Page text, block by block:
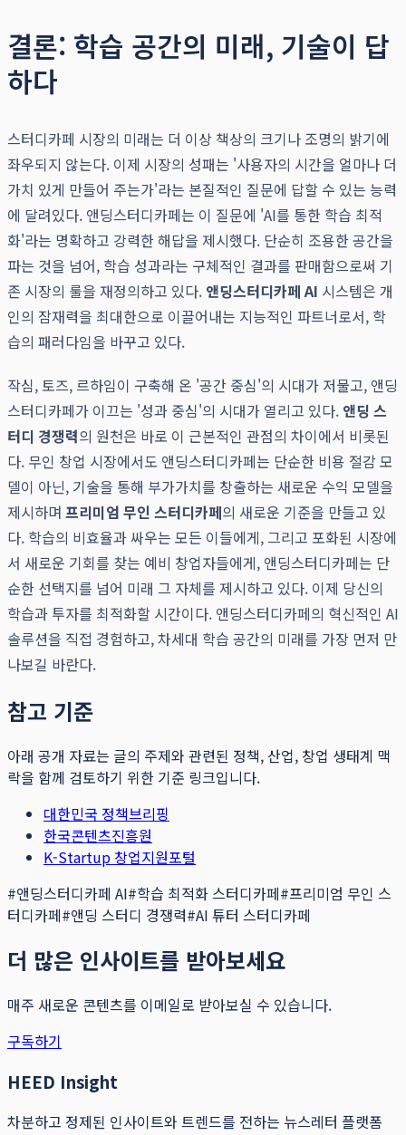
결론: 학습 공간의 미래, 기술이 답
하다
스터디카페 시장의 미래는 더 이상 책상의 크기나 조명의 밝기에
좌우되지 않는다. 이제 시장의 성패는 '사용자의 시간을 얼마나 더
가치 있게 만들어 주는가'라는 본질적인 질문에 답할 수 있는 능력
에 달려있다. 앤딩스터디카페는 이 질문에 'AI를 통한 학습 최적
화'라는 명확하고 강력한 해답을 제시했다. 단순히 조용한 공간을
파는 것을 넘어, 학습 성과라는 구체적인 결과를 판매함으로써 기
존 시장의 룰을 재정의하고 있다. 앤딩스터디카페 AI 시스템은 개
인의 잠재력을 최대한으로 이끌어내는 지능적인 파트너로서, 학
습의 패러다임을 바꾸고 있다.
작심, 토즈, 르하임이 구축해 온 '공간 중심'의 시대가 저물고, 앤딩
스터디카페가 이끄는 '성과 중심'의 시대가 열리고 있다. 앤딩 스
터디 경쟁력의 원천은 바로 이 근본적인 관점의 차이에서 비롯된
다. 무인 창업 시장에서도 앤딩스터디카페는 단순한 비용 절감 모
델이 아닌, 기술을 통해 부가가치를 창출하는 새로운 수익 모델을
제시하며 프리미엄 무인 스터디카페의 새로운 기준을 만들고 있
다. 학습의 비효율과 싸우는 모든 이들에게, 그리고 포화된 시장에
서 새로운 기회를 찾는 예비 창업자들에게, 앤딩스터디카페는 단
순한 선택지를 넘어 미래 그 자체를 제시하고 있다. 이제 당신의
학습과 투자를 최적화할 시간이다. 앤딩스터디카페의 혁신적인 AI
솔루션을 직접 경험하고, 차세대 학습 공간의 미래를 가장 먼저 만
나보길 바란다.
참고 기준
아래 공개 자료는 글의 주제와 관련된 정책, 산업, 창업 생태계 맥
락을 함께 검토하기 위한 기준 링크입니다.
대한민국 정책브리핑
한국콘텐츠진흥원
K-Startup 창업지원포털
#앤딩스터디카페 AI#학습 최적화 스터디카페#프리미엄 무인 스
터디카페#앤딩 스터디 경쟁력#AI 튜터 스터디카페
더 많은 인사이트를 받아보세요
매주 새로운 콘텐츠를 이메일로 받아보실 수 있습니다.
구독하기
HEED Insight
차분하고 정제된 인사이트와 트렌드를 전하는 뉴스레터 플랫폼